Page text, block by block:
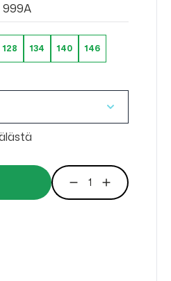
999A
128 134 140 146